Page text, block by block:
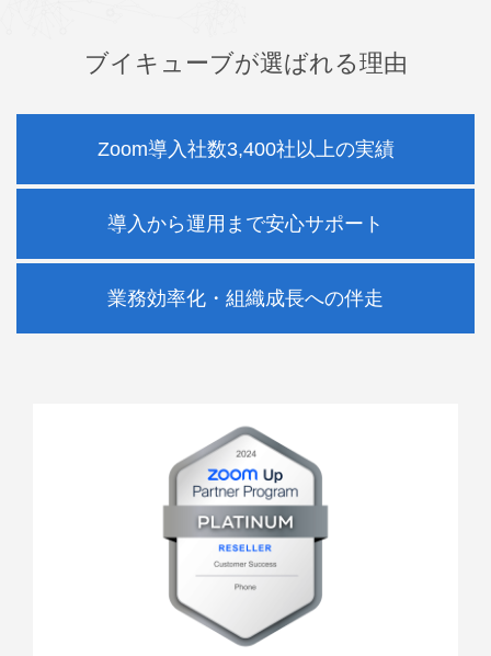
ブイキューブが選ばれる理由
Zoom導入社数3,400社以上の実績
導入から運用まで安心サポート
業務効率化・組織成長への伴走